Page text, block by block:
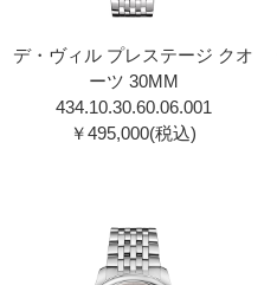
デ・ヴィル プレステージ クオ
ーツ 30MM
434.10.30.60.06.001
￥495,000(税込)